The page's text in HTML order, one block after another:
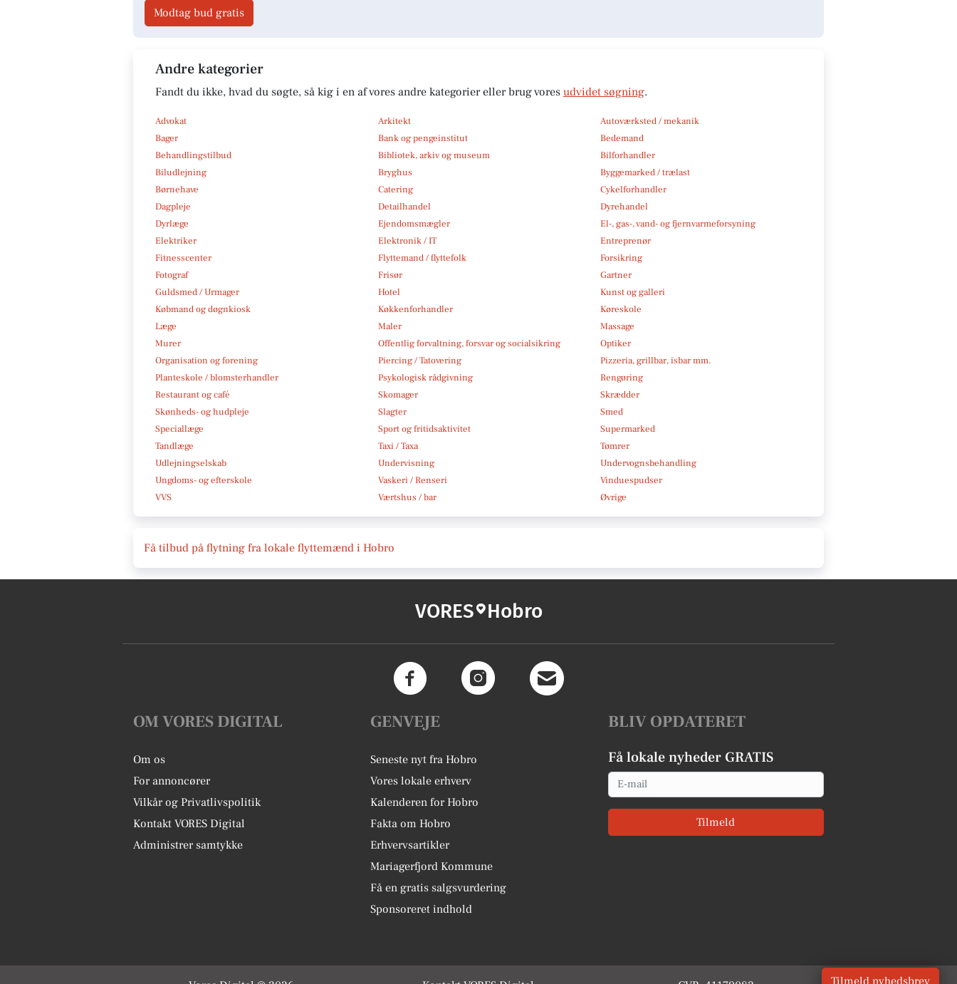
Modtag bud gratis
Andre kategorier
Fandt du ikke, hvad du søgte, så kig i en af vores andre kategorier eller brug vores udvidet søgning.
Advokat Arkitekt
Autoværksted / mekanik
Bager
Bank og pengeinstitut
Bedemand
Behandlingstilbud
Bibliotek, arkiv og museum
Bilforhandler
Biludlejning
Bryghus
Byggemarked / trælast
Børnehave
Catering
Cykelforhandler
Dagpleje
Detailhandel
Dyrehandel
Dyrlæge
Ejendomsmægler
El-, gas-, vand- og fjernvarmeforsyning
Elektriker
Elektronik / IT
Entreprenør
Fitnesscenter
Flyttemand / flyttefolk
Forsikring
Fotograf
Frisør
Gartner
Guldsmed / Urmager
Hotel
Kunst og galleri
Købmand og døgnkiosk
Køkkenforhandler
Køreskole
Læge
Maler
Massage
Murer
Offentlig forvaltning, forsvar og socialsikring
Optiker
Organisation og forening
Piercing / Tatovering
Pizzeria, grillbar, isbar mm.
Planteskole / blomsterhandler
Psykologisk rådgivning
Rengøring
Restaurant og café
Skomager
Skrædder
Skønheds- og hudpleje
Slagter
Smed
Speciallæge
Sport og fritidsaktivitet
Supermarked
Tandlæge
Taxi / Taxa
Tømrer
Udlejningselskab
Undervisning
Undervognsbehandling
Ungdoms- og efterskole
Vaskeri / Renseri
Vinduespudser
VVS
Værtshus / bar Øvrige
Få tilbud på flytning fra lokale flyttemænd i Hobro
VORES Hobro
OM VORES DIGITAL
Om os
For annoncører
Vilkår og Privatlivspolitik
Kontakt VORES Digital
Administrer samtykke
GENVEJE
Seneste nyt fra Hobro
Vores lokale erhverv
Kalenderen for Hobro
Fakta om Hobro
Erhvervsartikler
Mariagerfjord Kommune
Få en gratis salgsvurdering
Sponsoreret indhold
BLIV OPDATERET
Få lokale nyheder GRATIS
Email
Tilmeld
Tilmeld nyhedsbrev